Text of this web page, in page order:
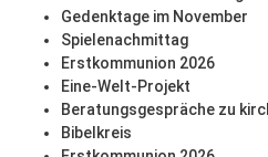
Gedenktage im November
Spielenachmittag
Erstkommunion 2026
Eine-Welt-Projekt
Beratungsgespräche zu
Bibelkreis